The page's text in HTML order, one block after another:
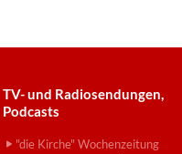
TV- und Radiosendungen,
Podcasts
"die Kirche" Wochenzeitung